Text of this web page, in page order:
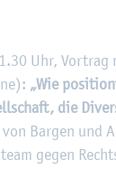
Uhr, Vor­trag
„Wie
die
von Bar­gen und
gegen